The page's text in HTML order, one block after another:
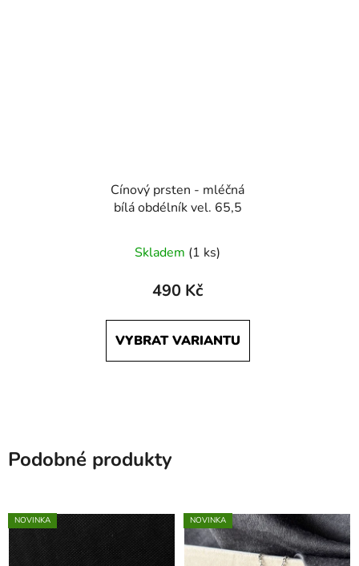
Cínový prsten - mléčná
bílá obdélník vel. 65,5
Skladem (1 ks)
490 Kč
VYBRAT VARIANTU
Podobné produkty
NOVINKA NOVINKA